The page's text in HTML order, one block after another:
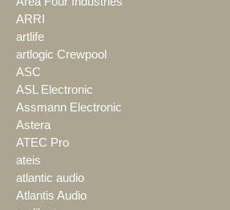
ARRI
artlife
artlogic Crewpool
ASC
ASL Electronic
Assmann Electronic
Astera
ATEC Pro
ateis
atlantic audio
Atlantis Audio